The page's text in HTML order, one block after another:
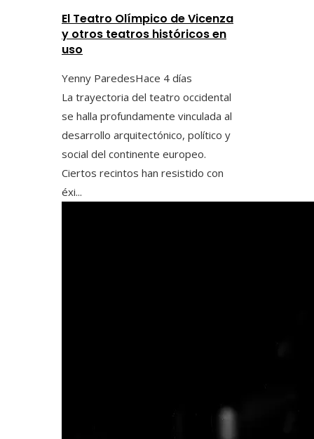
El Teatro Olímpico de Vicenza
y otros teatros históricos en
uso
Yenny ParedesHace 4 días
La trayectoria del teatro occidental
se halla profundamente vinculada al
desarrollo arquitectónico, político y
social del continente europeo.
Ciertos recintos han resistido con
éxi...